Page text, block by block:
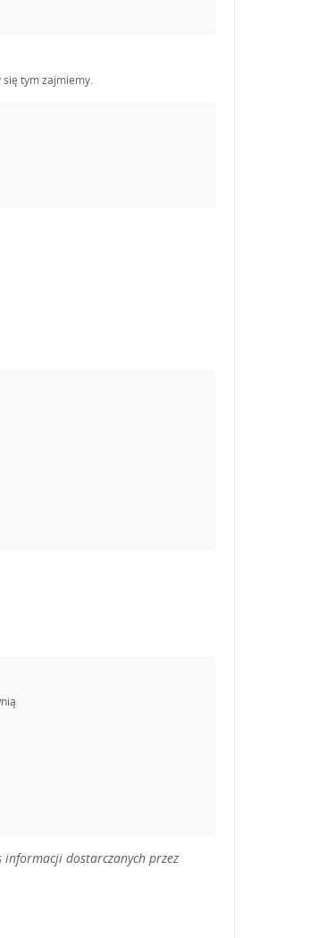
się tym zajmiemy.
dostarczanych przez